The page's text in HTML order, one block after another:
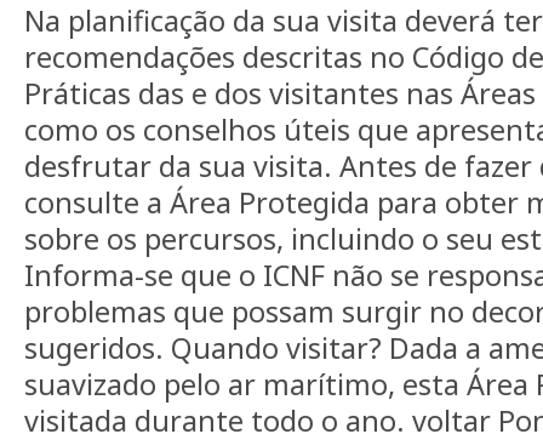
Na planificação da sua visita deverá
recomendações descritas no Código
Práticas das e dos visitantes nas
como os conselhos úteis que
desfrutar da sua visita. Antes de
consulte a Área Protegida para obter
sobre os percursos, incluindo o seu
Informa-se que o ICNF não se
problemas que possam surgir no
sugeridos. Quando visitar? Dada a
suavizado pelo ar marítimo, esta Área
visitada durante todo o ano. voltar